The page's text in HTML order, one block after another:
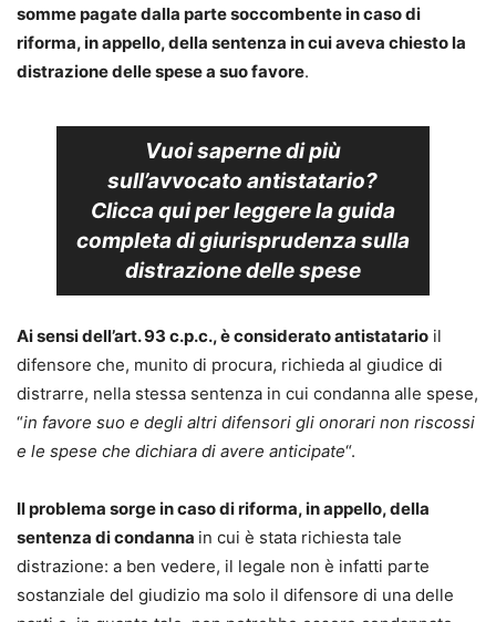
somme pagate dalla parte soccombente in caso di
riforma, in appello, della sentenza in cui aveva chiesto la
distrazione delle spese a suo favore.
Vuoi saperne di più
sull’avvocato antistatario?
Clicca qui per leggere laguida
completadi giurisprudenza sulla
distrazione delle spese
Ai sensi dell’art. 93 c.p.c., è considerato antistatario il
difensore che, munito di procura, richieda al giudice di
distrarre, nella stessa sentenza in cui condanna alle spese,
“in favore suo e degli altri difensori gli onorari non riscossi
e le spese che dichiara di avere anticipate“.
Il problema sorge in caso di riforma, in appello, della
sentenza di condanna in cui è stata richiesta tale
distrazione: a ben vedere, il legale non è infatti parte
sostanziale del giudizio ma solo il difensore di una delle